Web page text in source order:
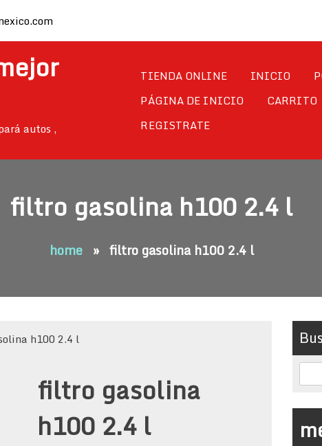
autos ,
TIENDA ONLINE INICIO
PÁGINA DE INICIO
CARRITO
REGISTRATE
filtro gasolina h100 2.4 l
home» filtro gasolina h100 2.4 l
h100 2.4 l
filtro gasolina
h100 2.4 l